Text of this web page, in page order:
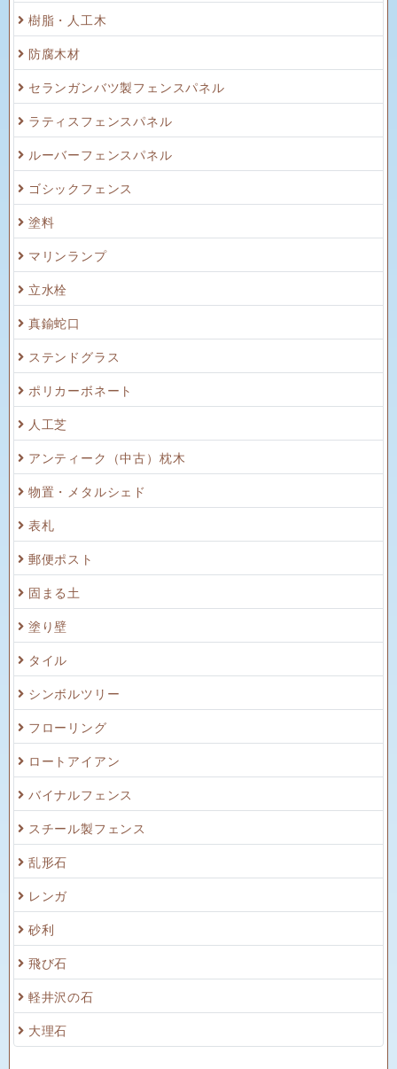
樹脂・人工木
防腐木材
セランガンバツ製フェンスパネル
ラティスフェンスパネル
ルーバーフェンスパネル
ゴシックフェンス
塗料
マリンランプ
立水栓
真鍮蛇口
ステンドグラス
ポリカーボネート
人工芝
アンティーク（中古）枕木
物置・メタルシェド
表札
郵便ポスト
固まる土
塗り壁
タイル
シンボルツリー
フローリング
ロートアイアン
バイナルフェンス
スチール製フェンス
乱形石
レンガ
砂利
飛び石
軽井沢の石
大理石